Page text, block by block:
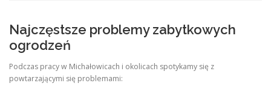
Najczęstsze problemy zabytkowych
ogrodzeń
Podczas pracy w Michałowicach i okolicach spotykamy się z
powtarzającymi się problemami: